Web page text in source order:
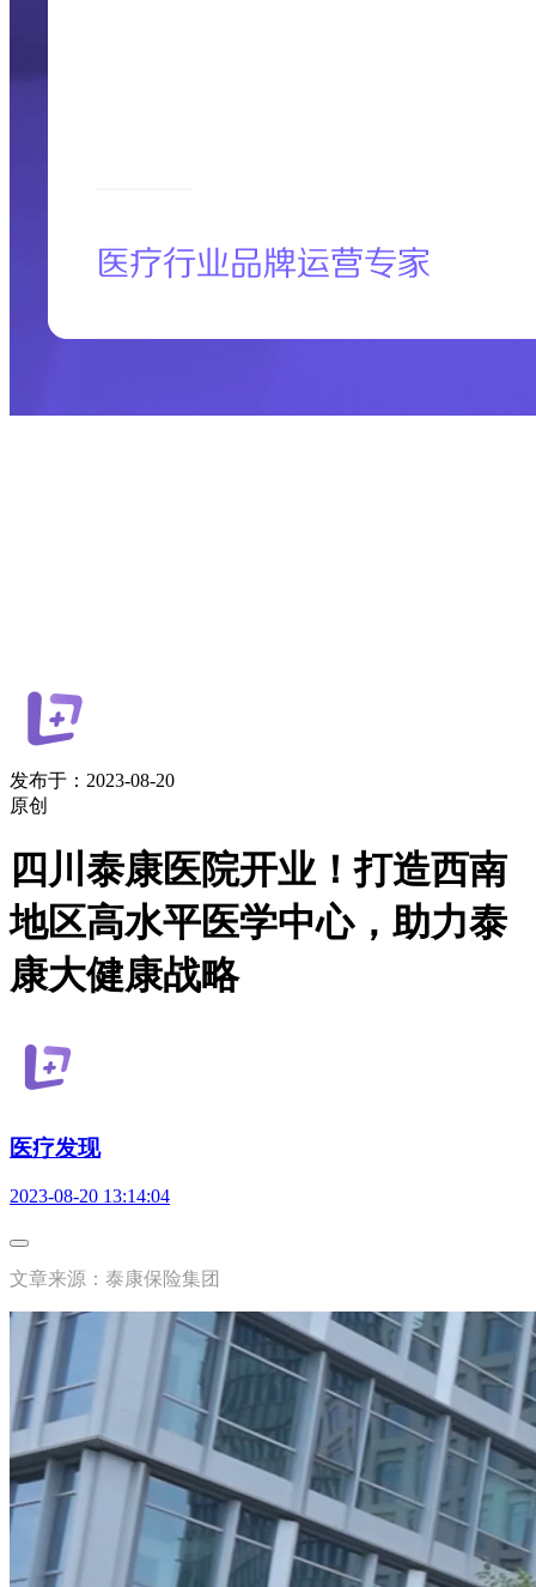
发布于：2023-08-20
原创
​四川泰康医院开业！打造西南
地区高水平医学中心，助力泰
康大健康战略
医疗发现
2023-08-20 13:14:04
文章来源：泰康保险集团